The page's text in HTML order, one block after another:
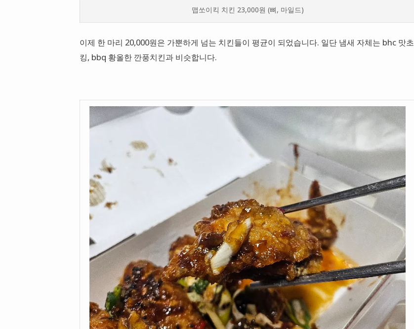
맵쏘이킥 치킨 23,000원 (뼈, 마일드)
이제 한 마리 20,000원은 가뿐하게 넘는 치킨들이 평균이 되었습니다. 일단 냄새 자체는 bhc 맛초
킹, bbq 황올한 깐풍치킨과 비슷합니다.